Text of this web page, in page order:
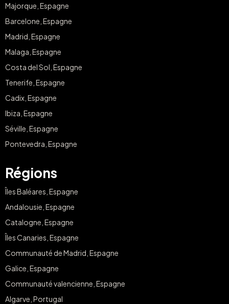
Majorque, Espagne
Barcelone, Espagne
Madrid, Espagne
Malaga, Espagne
Costa del Sol, Espagne
Tenerife, Espagne
Cadix, Espagne
Ibiza, Espagne
Séville, Espagne
Pontevedra, Espagne
Régions
Îles Baléares, Espagne
Andalousie, Espagne
Catalogne, Espagne
Îles Canaries, Espagne
Communauté de Madrid, Espagne
Galice, Espagne
Communauté valencienne, Espagne
Algarve, Portugal